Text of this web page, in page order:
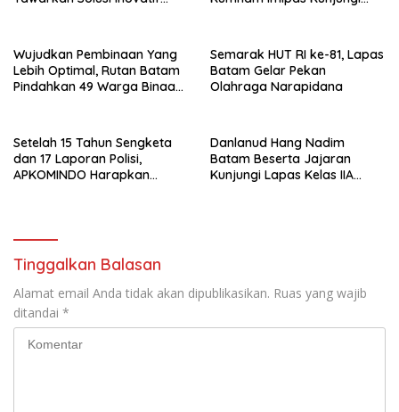
Wujudkan Pembinaan Yang
Lebih Optimal, Rutan Batam
Pindahkan 49 Warga Binaan
Semarak HUT RI ke-81, Lapas
Batam Gelar Pekan
Olahraga Narapidana
Setelah 15 Tahun Sengketa
dan 17 Laporan Polisi,
APKOMINDO Harapkan
Danlanud Hang Nadim
Batam Beserta Jajaran
Kunjungi Lapas Kelas IIA
Tinggalkan Balasan
Alamat email Anda tidak akan dipublikasikan. Ruas yang wajib
ditandai *